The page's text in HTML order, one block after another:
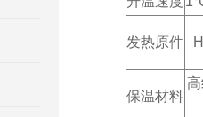
发热原件
保温材料